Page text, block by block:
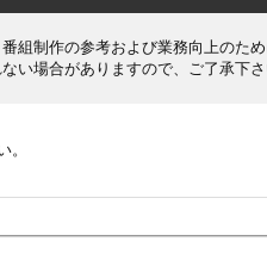
組制作の参考および業務向上のため
い場合がありますので、ご了承下さ
。